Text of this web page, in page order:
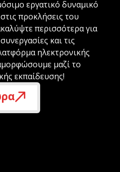
εργατικό δυναμικό
προκλήσεις του
περισσότερα για
και τις
ηλεκτρονικής
μαζί το
εκπαίδευσης!